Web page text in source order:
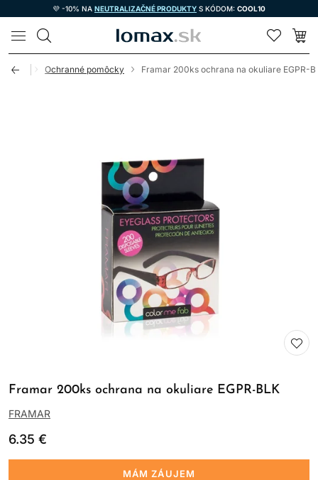
💜 -10% NA NEUTRALIZAČNÉ PRODUKTY S KÓDOM: COOL10
LOMAX
Ochranné pomôcky Framar 200ks ochrana na okuliare EGPR-
Framar 200ks ochrana na okuliare EGPR-BLK
FRAMAR
6.35 €
MÁM ZÁUJEM